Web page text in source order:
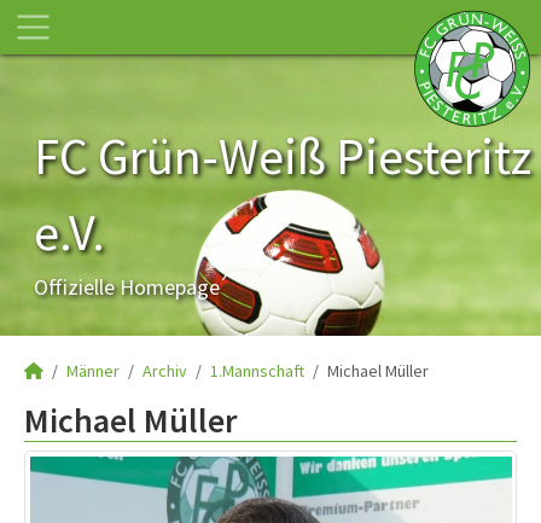
FC Grün-Weiß Piesteritz
e.V.
Offizielle Homepage
Männer Archiv 1.Mannschaft Michael Müller
Michael Müller